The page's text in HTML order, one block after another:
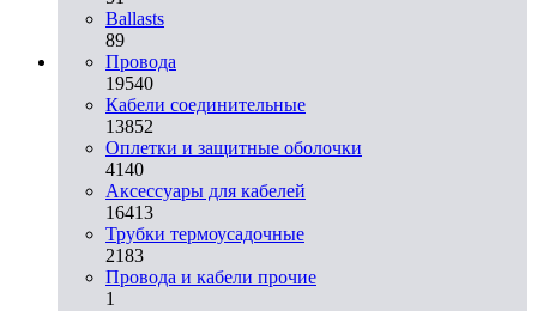
Ballasts
89
Провода
19540
Кабели соединительные
13852
Оплетки и защитные оболочки
4140
Аксессуары для кабелей
16413
Трубки термоусадочные
2183
Провода и кабели прочие
1